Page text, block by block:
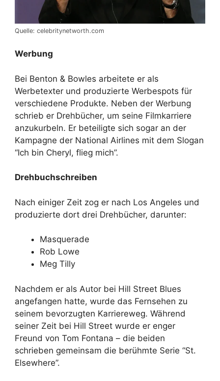
Quelle: celebritynetworth.com
Werbung
Bei Benton & Bowles arbeitete er als
Werbetexter und produzierte Werbespots für
verschiedene Produkte. Neben der Werbung
schrieb er Drehbücher, um seine Filmkarriere
anzukurbeln. Er beteiligte sich sogar an der
Kampagne der National Airlines mit dem Slogan
“Ich bin Cheryl, flieg mich”.
Drehbuchschreiben
Nach einiger Zeit zog er nach Los Angeles und
produzierte dort drei Drehbücher, darunter:
Masquerade
Rob Lowe
Meg Tilly
Nachdem er als Autor bei Hill Street Blues
angefangen hatte, wurde das Fernsehen zu
seinem bevorzugten Karriereweg. Während
seiner Zeit bei Hill Street wurde er enger
Freund von Tom Fontana – die beiden
schrieben gemeinsam die berühmte Serie “St.
Elsewhere”.